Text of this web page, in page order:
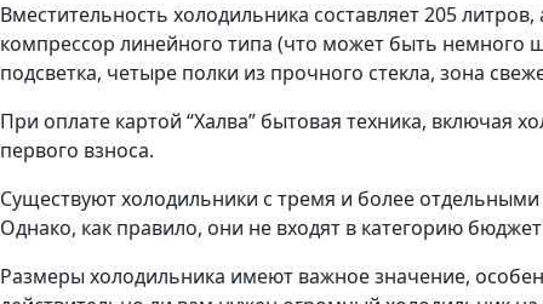
Вместительность холодильника составляет 205
компрессор линейного типа (что может быть немного
подсветка, четыре полки из прочного стекла, зона
При оплате картой “Халва” бытовая техника, включая
первого взноса.
Существуют холодильники с тремя и более
Однако, как правило, они не входят в категорию
Размеры холодильника имеют важное значение,